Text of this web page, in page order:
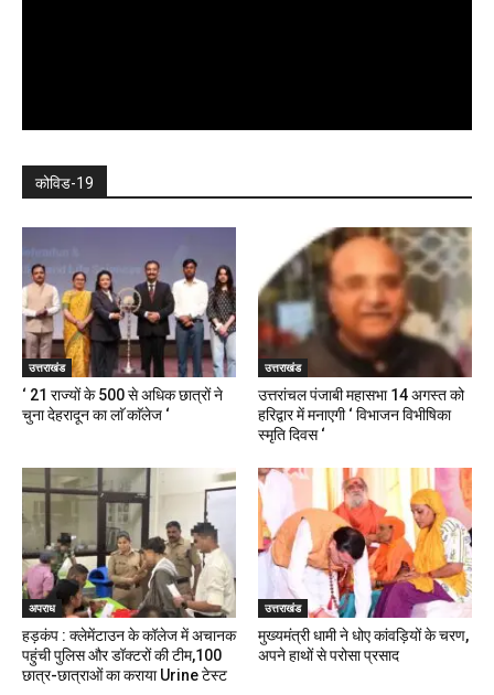
कोविड-19
उत्तराखंड
‘ 21 राज्यों के 500 से अधिक छात्रों ने
चुना देहरादून का लाॅ काॅलेज ‘
उत्तराखंड
उत्तरांचल पंजाबी महासभा 14 अगस्त को
हरिद्वार में मनाएगी ‘ विभाजन विभीषिका
स्मृति दिवस ‘
अपराध
हड़कंप : क्लेमेंटाउन के कॉलेज में अचानक
पहुंची पुलिस और डॉक्टरों की टीम,100
छात्र-छात्राओं का कराया Urine टेस्ट
उत्तराखंड
मुख्यमंत्री धामी ने धोए कांवड़ियों के चरण,
अपने हाथों से परोसा प्रसाद